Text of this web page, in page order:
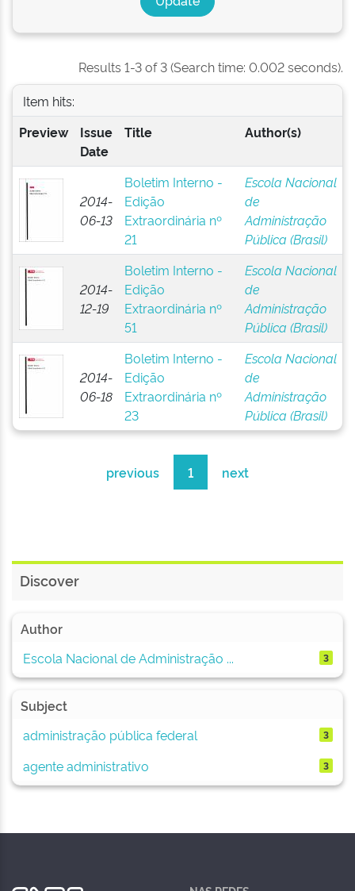
Results 1-3 of 3 (Search time: 0.002 seconds).
Item hits:
Preview
Issue
Date
Title Author(s)
2014-
06-13
Boletim Interno -
Edição
Extraordinária nº
21
Escola Nacional
de
Administração
Pública (Brasil)
2014-
12-19
Boletim Interno -
Edição
Extraordinária nº
51
Escola Nacional
de
Administração
Pública (Brasil)
2014-
06-18
Boletim Interno -
Edição
Extraordinária nº
23
Escola Nacional
de
Administração
Pública (Brasil)
previous 1 next
Discover
Author
Escola Nacional de Administração ...
3
Subject
administração pública federal
3
agente administrativo 3